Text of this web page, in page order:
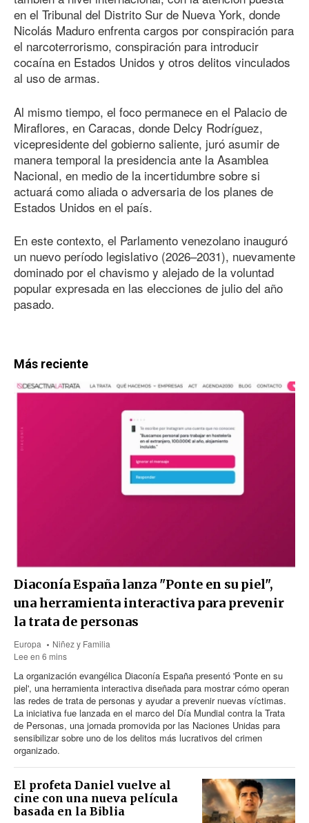
en el Tribunal del Distrito Sur de Nueva York, donde
Nicolás Maduro enfrenta cargos por conspiración para
el narcoterrorismo, conspiración para introducir
cocaína en Estados Unidos y otros delitos vinculados
al uso de armas.
Al mismo tiempo, el foco permanece en el Palacio de
Miraflores, en Caracas, donde Delcy Rodríguez,
vicepresidente del gobierno saliente, juró asumir de
manera temporal la presidencia ante la Asamblea
Nacional, en medio de la incertidumbre sobre si
actuará como aliada o adversaria de los planes de
Estados Unidos en el país.
En este contexto, el Parlamento venezolano inauguró
un nuevo período legislativo (2026–2031), nuevamente
dominado por el chavismo y alejado de la voluntad
popular expresada en las elecciones de julio del año
pasado.
Más reciente
Diaconía España lanza "Ponte en su piel",
una herramienta interactiva para prevenir
la trata de personas
Europa
Niñez y Familia
Lee en 6 mins
La organización evangélica Diaconía España presentó 'Ponte en su
piel', una herramienta interactiva diseñada para mostrar cómo operan
las redes de trata de personas y ayudar a prevenir nuevas víctimas.
La iniciativa fue lanzada en el marco del Día Mundial contra la Trata
de Personas, una jornada promovida por las Naciones Unidas para
sensibilizar sobre uno de los delitos más lucrativos del crimen
organizado.
El profeta Daniel vuelve al
cine con una nueva película
basada en la Biblia